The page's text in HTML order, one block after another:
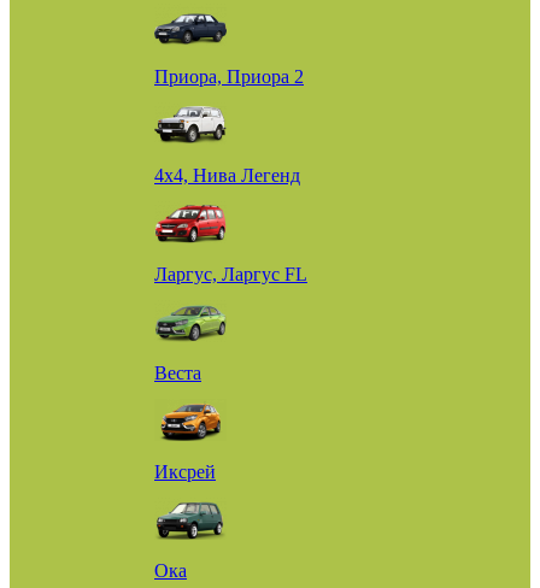
Приора, Приора 2
4х4, Нива Легенд
Ларгус, Ларгус FL
Веста
Иксрей
Ока